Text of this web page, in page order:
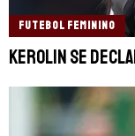
FUTEBOL FEMININO
Kerolin se